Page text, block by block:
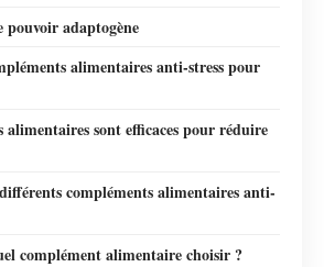
pouvoir adaptogène
alimentaires anti-stress pour
alimentaires sont efficaces pour réduire
compléments alimentaires anti-
complément alimentaire choisir ?